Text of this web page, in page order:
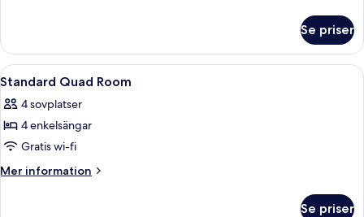
Single
Room
Se priser
Öppna
alla
foton
för
Standard
Quad
Ett hotellrum med två sängar, ett
1
Standard Quad Room
4 sovplatser
4 enkelsängar
Gratis wi-fi
Mer information
Mer
Se priser